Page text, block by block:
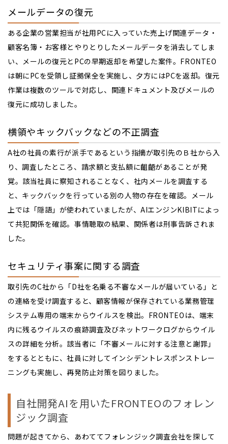
メールデータの復元
ある企業の営業担当が社用PCに入っていた売上げ関連データ・
顧客名簿・お客様とやりとりしたメールデータを消去してしま
い、メールの復元とPCの早期返却を希望した案件。FRONTEO
は朝にPCを受領し証拠保全を実施し、夕方にはPCを返却。復元
作業は複数のツールで対応し、関連ドキュメント及びメールの
復元に成功しました。
横領やキックバックなどの不正調査
A社の社員の素行が派手であるという指摘が取引先のＢ社から入
り、調査したところ、請求額と支払額に齟齬があることが発
覚。該当社員に察知されることなく、社内メールを調査する
と、キックバックを行っている別の人物の存在を確認。メール
上では「隠語」が使われていましたが、AIエンジンKIBITによっ
て共犯関係を確認。事情聴取の結果、関係者は刑事告訴されま
した。
セキュリティ事案に関する調査
取引先のC社から「D社を名乗る不審なメールが届いている」と
の連絡を受け調査すると、顧客情報が保存されている業務管理
システム専用の端末からウイルスを検出。FRONTEOは、端末
内に残るウイルスの痕跡調査及びネットワークログからウイル
スの詳細を分析。該当者に「不審メールに対する注意と謝罪」
をするとともに、社員に対してインシデントレスポンストレー
ニングも実施し、再発防止対策を図りました。
自社開発AIを用いたFRONTEOのフォレン
ジック調査
問題が起きてから、あわててフォレンジック調査会社を探して